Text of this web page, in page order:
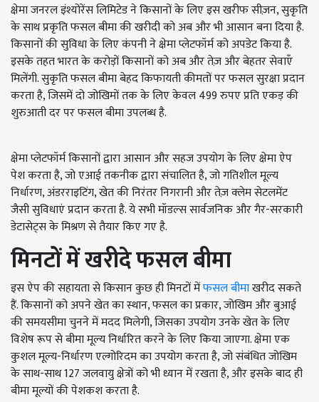
क्षेमा जनरल इंश्योरेंस लिमिटेड ने किसानों के लिए इस खरीफ सीज़न, सुकृति
के साथ प्रकृति फसल बीमा की खरीदी को अब और भी आसान बना दिया है.
किसानों की सुविधा के लिए कंपनी ने क्षेमा प्लेटफॉर्म को अपडेट किया है.
इसके तहत भारत के करोड़ों किसानों को अब और तेज़ और बेहतर सेवाएँ
मिलेंगी. सुकृति फसल बीमा बेहद किफायती कीमतों पर फसल सुरक्षा प्रदान
करता है, जिसमें दो जोखिमों तक के लिए केवल 499 रुपए प्रति एकड़ की
शुरुआती दर पर फसल बीमा उपलब्ध है.
क्षेमा प्लेटफॉर्म किसानों द्वारा आसान और सहज उपयोग के लिए क्षेमा ऐप
पेश करता है, जो एआई तकनीक द्वारा संचालित है, जो गतिशील मूल्य
निर्धारण, अंडरराइटिंग, खेत की निरंतर निगरानी और तेज़ क्लेम सेटलमेंट
जैसी सुविधाएं प्रदान करता है. ये सभी मॉडल्स सार्वजनिक और गैर-सरकारी
डेटासेट्स के मिश्रण से तैयार किए गए है.
मिनटों में खरीदे फसल बीमा
इस ऐप की सहायता से किसान कुछ ही मिनटों मेंफसल बीमाखरीद सकते
हैं. किसानों को अपने खेत का स्थान, फसल का प्रकार, जोखिम और बुआई
की समयसीमा चुनने में मदद मिलेगी, जिसका उपयोग उनके खेत के लिए
विशेष रूप से बीमा मूल्य निर्धारित करने के लिए किया जाएगा. क्षेमा एक
कुशल मूल्य-निर्धारण एल्गोरिदम का उपयोग करता है, जो संबंधित जोखिम
के साथ-साथ 127 जलवायु क्षेत्रों को भी ध्यान में रखता है, और इसके बाद ही
बीमा मूल्यों की पेशकश करता है.